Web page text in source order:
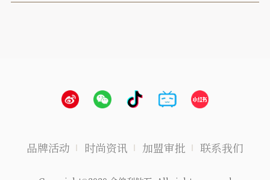
品牌活动 时尚资讯 加盟审批 联系我们